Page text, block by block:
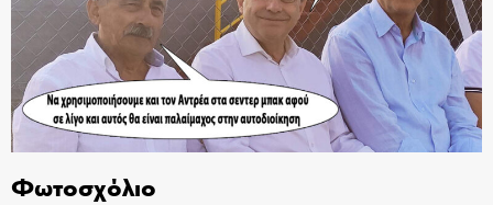
Φωτοσχόλιο